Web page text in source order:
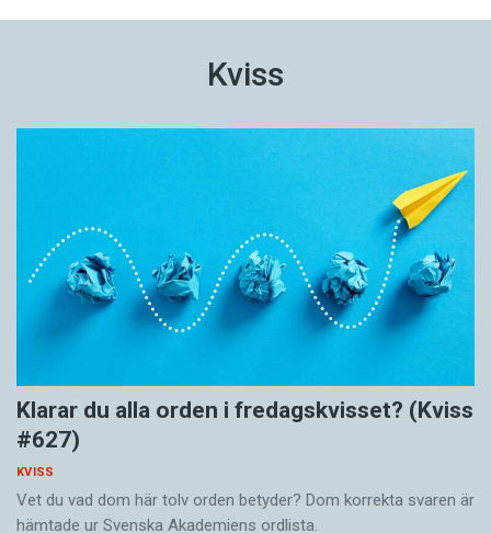
Kviss
Klarar du alla orden i fredagskvisset? (Kviss
#627)
KVISS
Vet du vad dom här tolv orden betyder? Dom korrekta svaren är
hämtade ur Svenska Akademiens ordlista.